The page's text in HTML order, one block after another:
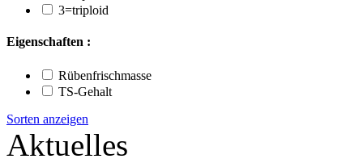
3=triploid
Eigenschaften :
Rübenfrischmasse
TS-Gehalt
Sorten anzeigen
Aktuelles